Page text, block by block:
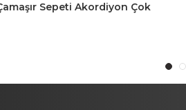
Sepeti Akordiyon Çok